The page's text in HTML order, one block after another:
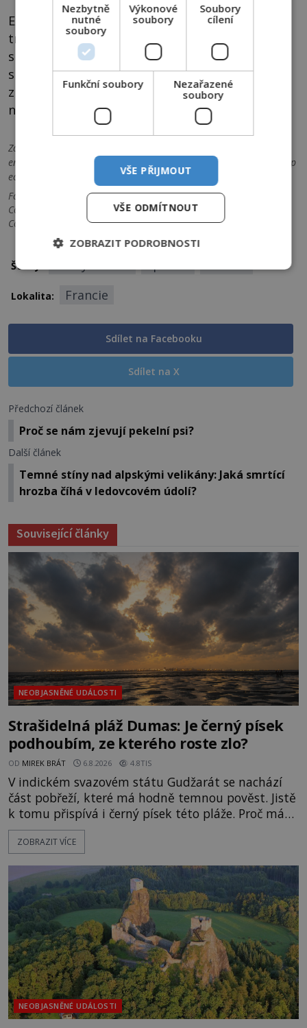
Existují dokonce případy, kdy lidé v hlubokém
transu či hypnotickém stavu dokázali vyřešit
složité matematické problémy, složit hudební
skladbu nebo vytvořit výtvarné dílo. Jakým
způsobem však k těmto událostem dochází,
není až do dnešních dnů zcela jasné…
Zdroje informací:
en.wikipedia.org/wiki/Wikipedia:WikiProject_Parapsychology/Prosp
ectus
Foto: Pixabay, Arthur Conan Doyle, Public domain, via Wikimedia
Commons, John Everett Millais , Public domain, via Wikimedia
Commons
Štítky:
Lokalita: Francie
Sdílet na Facebooku
Sdílet na X
Předchozí článek
Proč se nám zjevují pekelní psi?
Další článek
Temné stíny nad alpskými velikány: Jaká smrtící
hrozba číhá v ledovcovém údolí?
Související články
NEOBJASNĚNÉ UDÁLOSTI
Strašidelná pláž Dumas: Je černý písek
podhoubím, ze kterého roste zlo?
OD MIREK BRÁT 6.8.2026 4.8TIS
V indickém svazovém státu Gudžarát se nachází
část pobřeží, které má hodně temnou pověst. Jistě
k tomu přispívá i černý písek této pláže. Proč má
pláž takové netypické zbarvení? Nakolik jsou
pravdivé historky, že zde došlo k nevysvětlitelným
následovat. Vstupujeme na pláž Dumas ve městě
Surat. Gu
ZOBRAZIT VÍCE
NEOBJASNĚNÉ UDÁLOSTI
Nezbytně
nutné
soubory
Výkonové
soubory
Soubory
cílení
Funkční soubory
Nezařazené
soubory
VŠE PŘIJMOUT
VŠE ODMÍTNOUT
ZOBRAZIT PODROBNOSTI